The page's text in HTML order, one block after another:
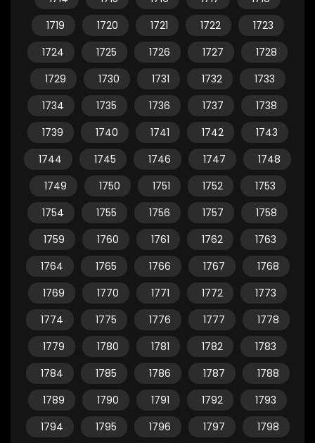
1719
1720 1721 1722
1723
1724
1725 1726 1727
1728
1729
1730 1731 1732
1733
1734
1735 1736 1737
1738
1739
1740 1741 1742
1743
1744
1745 1746 1747
1748
1749
1750 1751 1752
1753
1754
1755 1756 1757
1758
1759
1760 1761 1762
1763
1764
1765 1766 1767
1768
1769
1770 1771 1772
1773
1774
1775 1776 1777
1778
1779
1780 1781 1782
1783
1784
1785 1786 1787
1788
1789
1790 1791 1792
1793
1794
1795 1796 1797
1798